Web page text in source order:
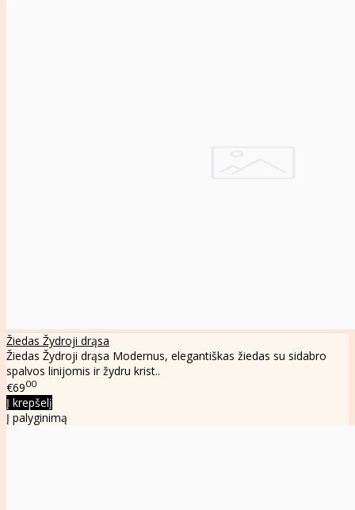
Žiedas Žydroji drąsa
Žiedas Žydroji drąsa Modernus, elegantiškas žiedas su sidabro
spalvos linijomis ir žydru krist..
€6900
Į krepšelį
Į palyginimą